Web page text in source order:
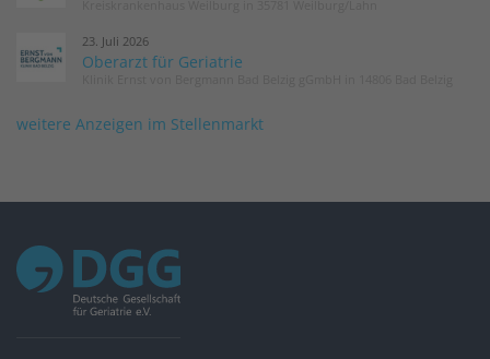
23. Juli 2026
Oberarzt für Geriatrie
weitere Anzeigen im Stellenmarkt